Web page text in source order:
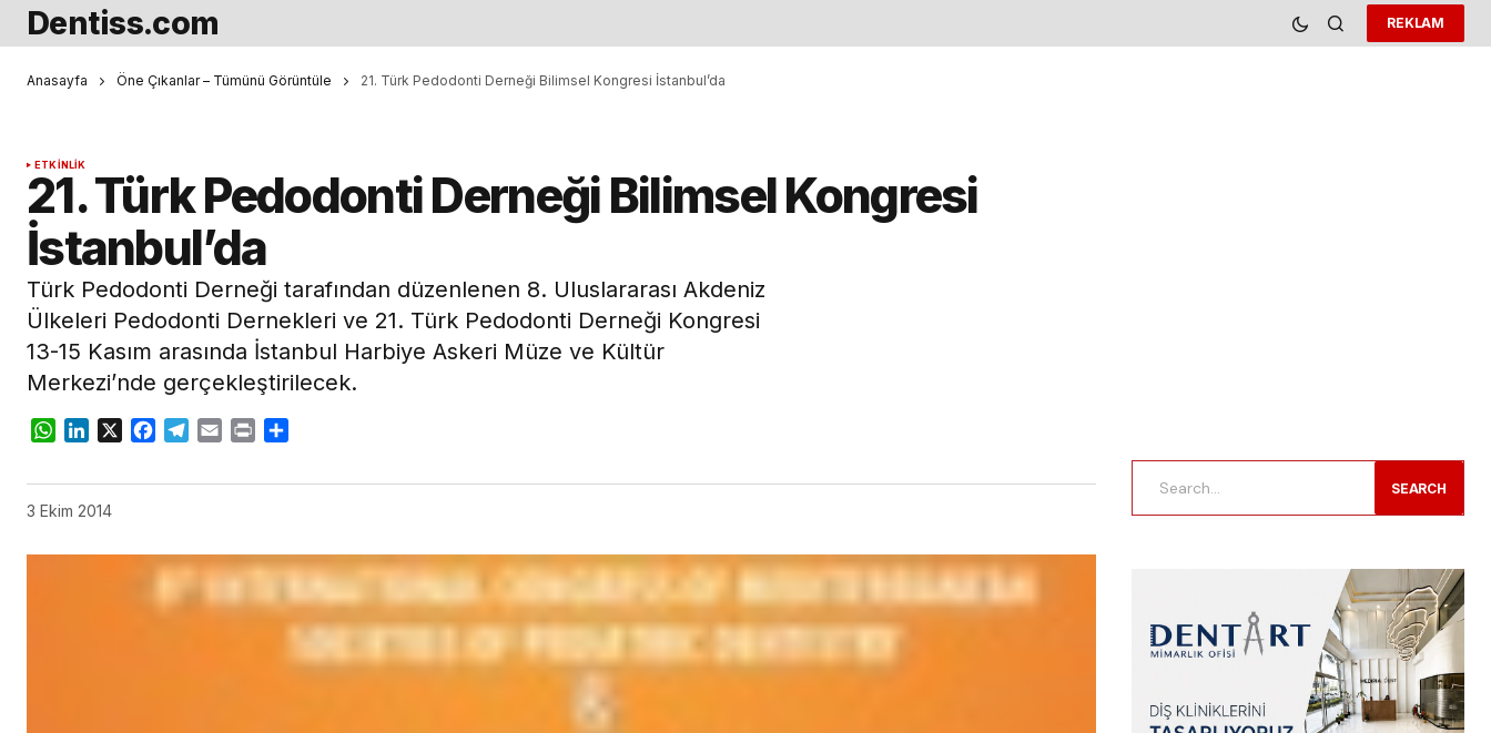
Dentiss.com REKLAM
Anasayfa Öne Çıkanlar – Tümünü Görüntüle 21. Türk Pedodonti Derneği Bilimsel Kongresi İstanbul’da
ETKINLIK
21. Türk Pedodonti Derneği Bilimsel Kongresi
İstanbul’da
Türk Pedodonti Derneği tarafından düzenlenen 8. Uluslararası Akdeniz
Ülkeleri Pedodonti Dernekleri ve 21. Türk Pedodonti Derneği Kongresi
13-15 Kasım arasında İstanbul Harbiye Askeri Müze ve Kültür
Merkezi’nde gerçekleştirilecek.
WhatsApp
LinkedIn
X Facebook
Telegram
Email Print
3 Ekim 2014
SEARCH